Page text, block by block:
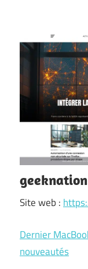
Site web :
Dernier
nouveautés